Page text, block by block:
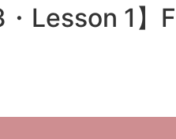
・Lesson 1】